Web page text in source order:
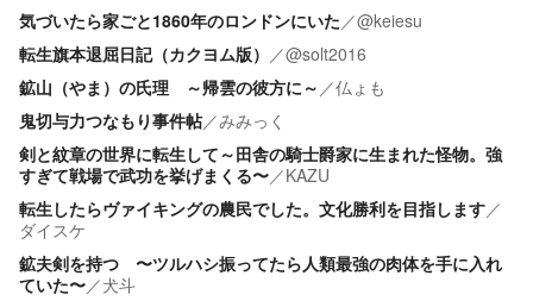
気づいたら家ごと1860年のロンドンにいた／@keiesu
転生旗本退屈日記（カクヨム版） ／@solt2016
鉱山（やま）の氏理 ～帰雲の彼方に～ ／仏ょも
鬼切与力つなもり事件帖／みみっく
剣と紋章の世界に転生して～田舎の騎士爵家に生まれた怪物。強
すぎて戦場で武功を挙げまくる〜／KAZU
転生したらヴァイキングの農民でした。文化勝利を目指します／
ダイスケ
鉱夫剣を持つ 〜ツルハシ振ってたら人類最強の肉体を手に入れ
ていた〜／犬斗